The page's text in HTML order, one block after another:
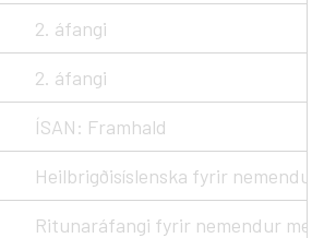
2. áfangi
2. áfangi
ÍSAN: Framhald
Heilbrigðisíslenska fyrir nemendur
Ritunaráfangi fyrir nemendur